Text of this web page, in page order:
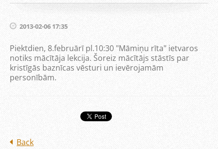
2013-02-06 17:35
Piektdien, 8.februārī pl.10:30 "Māmiņu rīta" ietvaros
notiks mācītāja lekcija. Šoreiz mācītājs stāstīs par
kristīgās baznīcas vēsturi un ievērojamām
personībām.
Back